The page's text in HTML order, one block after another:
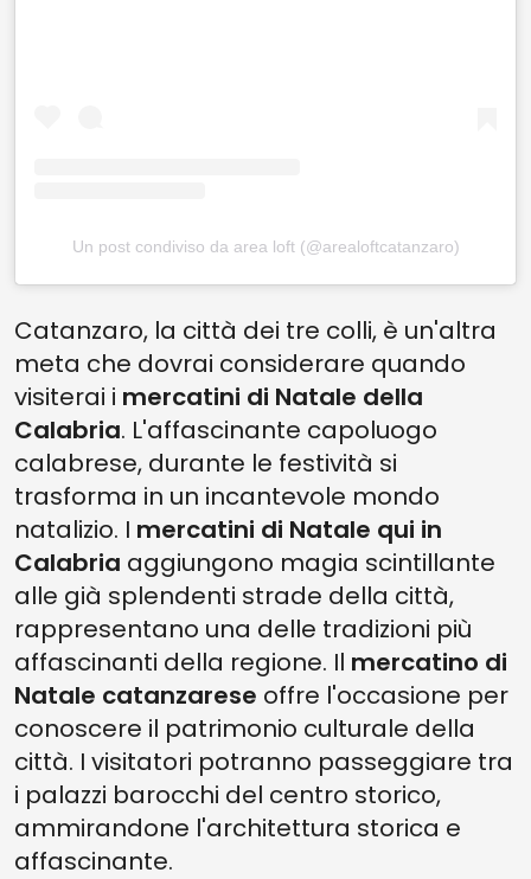
Un post condiviso da area loft (@arealoftcatanzaro)
Catanzaro, la città dei tre colli, è un'altra
meta che dovrai considerare quando
visiterai i mercatini di Natale della
Calabria. L'affascinante capoluogo
calabrese, durante le festività si
trasforma in un incantevole mondo
natalizio. I mercatini di Natale qui in
Calabria aggiungono magia scintillante
alle già splendenti strade della città,
rappresentano una delle tradizioni più
affascinanti della regione. Il mercatino di
Natale catanzarese offre l'occasione per
conoscere il patrimonio culturale della
città. I visitatori potranno passeggiare tra
i palazzi barocchi del centro storico,
ammirandone l'architettura storica e
affascinante.